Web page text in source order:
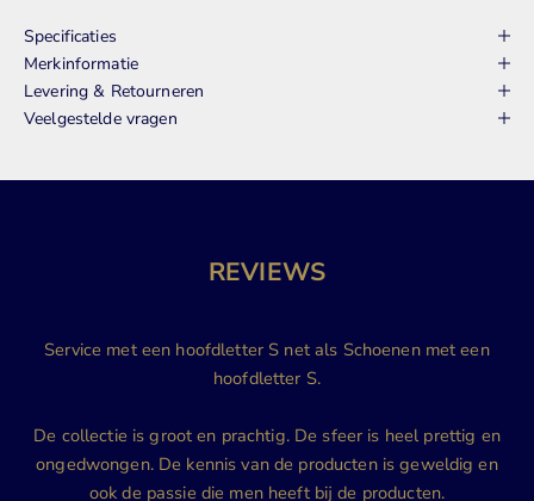
Specificaties
Merkinformatie
Levering & Retourneren
Veelgestelde vragen
REVIEWS
Service met een hoofdletter S net als Schoenen met een
hoofdletter S.
De collectie is groot en prachtig. De sfeer is heel prettig en
ongedwongen. De kennis van de producten is geweldig en
ook de passie die men heeft bij de producten.